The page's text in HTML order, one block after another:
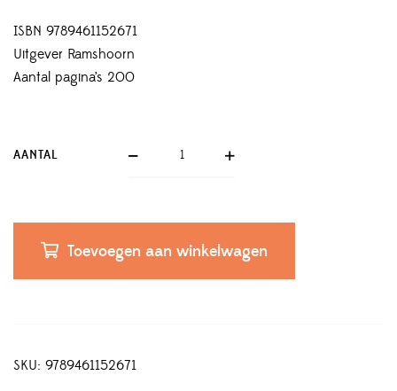
ISBN 9789461152671
Uitgever Ramshoorn
Aantal pagina’s 200
AANTAL
Toevoegen aan winkelwagen
SKU: 9789461152671